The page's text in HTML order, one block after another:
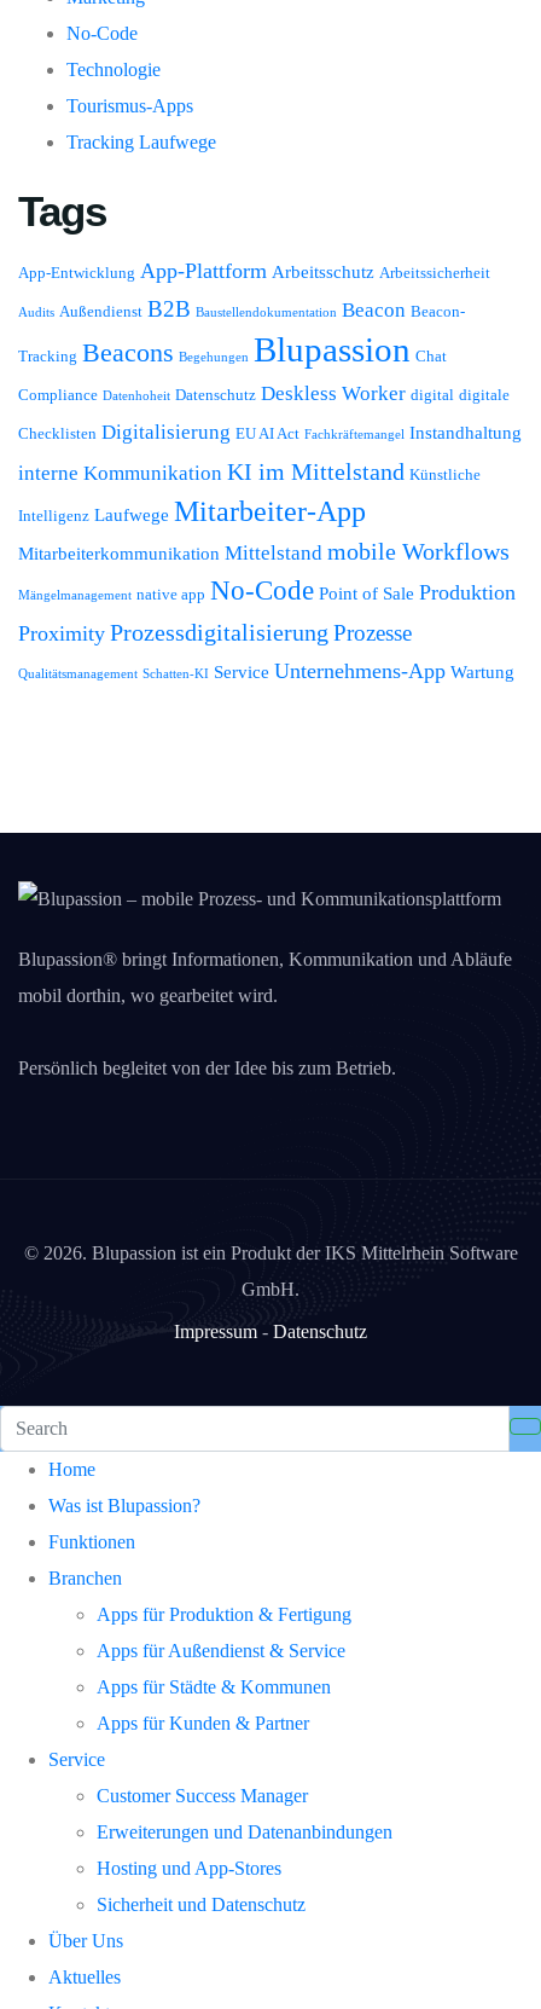
No-Code
Technologie
Tourismus-Apps
Tracking Laufwege
Tags
App-Entwicklung App-Plattform Arbeitsschutz Arbeitssicherheit
Audits Außendienst B2B Baustellendokumentation Beacon Beacon-
Tracking Beacons Begehungen Blupassion Chat
Compliance Datenhoheit Datenschutz Deskless Worker digital digitale
Checklisten Digitalisierung EU AI Act Fachkräftemangel Instandhaltung
interne Kommunikation KI im Mittelstand Künstliche
Intelligenz Laufwege Mitarbeiter-App
Mitarbeiterkommunikation Mittelstand mobile Workflows
Mängelmanagement native app No-Code Point of Sale Produktion
Proximity Prozessdigitalisierung Prozesse
Qualitätsmanagement Schatten-KI Service Unternehmens-App Wartung
Blupassion® bringt Informationen, Kommunikation und Abläufe
mobil dorthin, wo gearbeitet wird.
Persönlich begleitet von der Idee bis zum Betrieb.
© 2026. Blupassion ist ein Produkt der IKS Mittelrhein Software
GmbH.
Impressum - Datenschutz
Home
Was ist Blupassion?
Funktionen
Branchen
Apps für Produktion & Fertigung
Apps für Außendienst & Service
Apps für Städte & Kommunen
Apps für Kunden & Partner
Service
Customer Success Manager
Erweiterungen und Datenanbindungen
Hosting und App-Stores
Sicherheit und Datenschutz
Über Uns
Aktuelles